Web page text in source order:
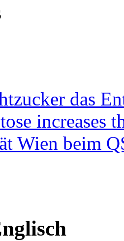
das
increases
Wien beim